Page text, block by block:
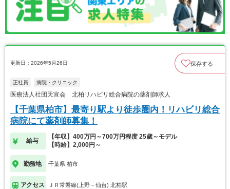
更新日：2026年5月26日 保存する
正社員 病院・クリニック
医療法人社団天宣会 北柏リハビリ総合病院の薬剤師求人
【千葉県柏市】最寄り駅より徒歩圏内！リハビリ総合
病院にて薬剤師募集！
給与
【年収】400万円～700万円程度 25歳～モデル
【時給】2,000円～
勤務地 千葉県 柏市
アクセス ＪＲ常磐線(上野－仙台) 北柏駅